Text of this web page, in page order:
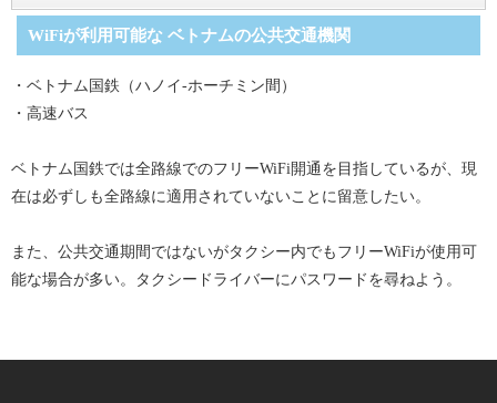
基本的な接続方法は、カフェやレストランと同じである。WiFi機能
をオンにして、該当するWiFiの通信名を選択、接続する。パスワー
WiFi利用開始
適に接続できる場合が多い。不安な場合にはポケットWiFiを借りる
ことをお勧めする。
WiFiが利用可能な ベトナムの公共交通機関
・ベトナム国鉄（ハノイ-ホーチミン間）
・高速バス
ベトナム国鉄では全路線でのフリーWiFi開通を目指しているが、現
在は必ずしも全路線に適用されていないことに留意したい。
また、公共交通期間ではないがタクシー内でもフリーWiFiが使用可
能な場合が多い。タクシードライバーにパスワードを尋ねよう。